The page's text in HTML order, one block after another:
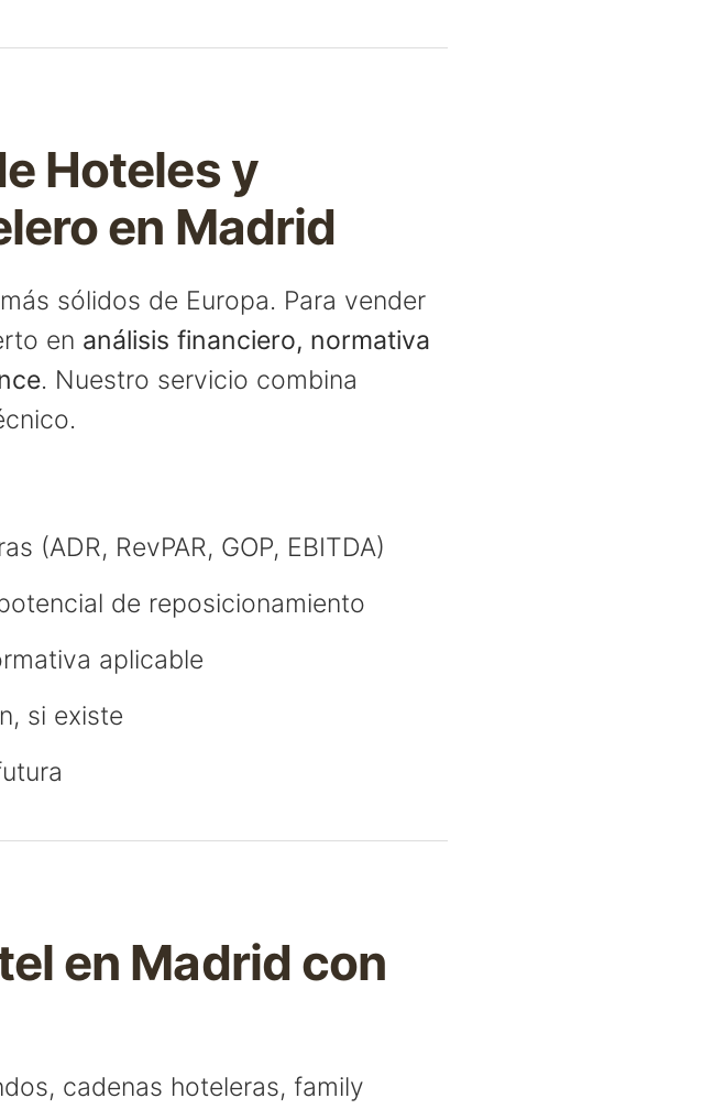
Hoteles y
en Madrid
sólidos de Europa. Para vender
en análisis financiero, normativa
. Nuestro servicio combina
(ADR, RevPAR, GOP, EBITDA)
de reposicionamiento
aplicable
si existe
en Madrid con
cadenas hoteleras, family